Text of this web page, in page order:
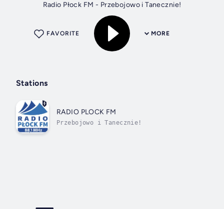
Radio Płock FM - Przebojowo i Tanecznie!
MORE
FAVORITE
Stations
RADIO PLOCK FM
Przebojowo i Tanecznie!